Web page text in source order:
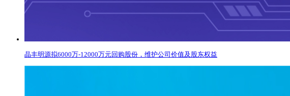
晶丰明源拟6000万-12000万元回购股份，维护公司价值及股东权益